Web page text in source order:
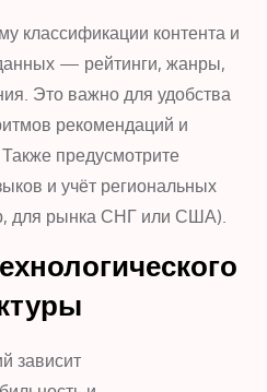
классификации контента и
— рейтинги, жанры,
Это важно для удобства
рекомендаций и
предусмотрите
и учёт региональных
для рынка СНГ или США).
зависит